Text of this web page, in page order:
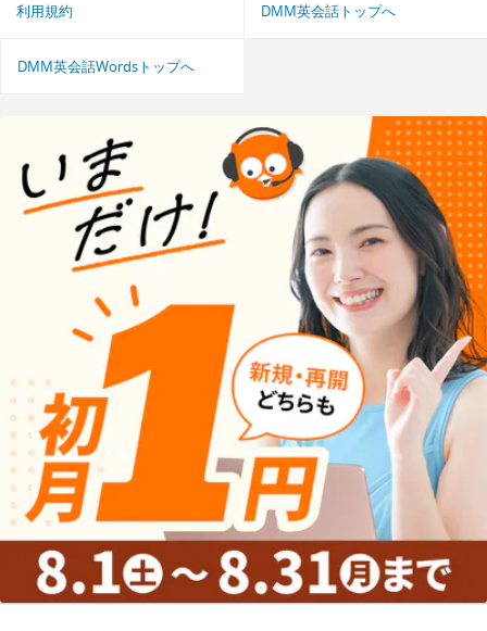
利用規約 DMM英会話トップへ
DMM英会話Wordsトップへ